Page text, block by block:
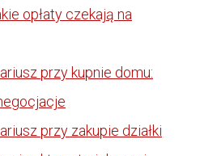
opłaty czekają na
przy kupnie domu:
przy zakupie działki